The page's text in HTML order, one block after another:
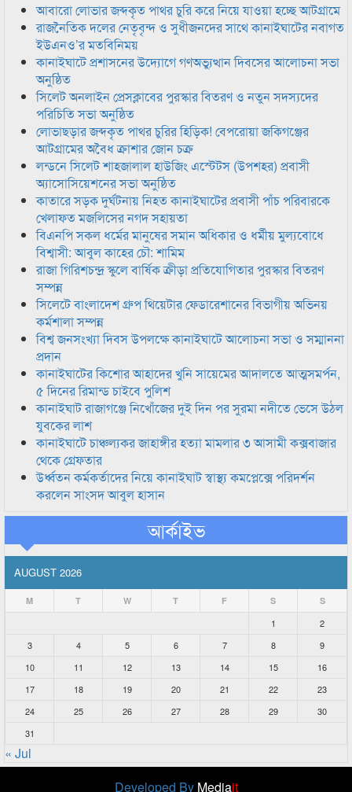
আবারো লোভার জব্দকৃত পাথর চুরি করে নিয়ে যাওয়া হচ্ছে আটগ্রামে
রাজনৈতিক দলের নেতৃবৃন্দ ও সুধীজনদের সাথে কানাইঘাটের নবাগত
ইউএনও’র মতবিনিময়
কানাইঘাটে প্রশাসনের উদ্যোগে গণঅভ্যুত্থান দিবসের আলোচনা সভা
অনুষ্ঠিত
সিলেট অনলাইন প্রেসক্লাবের পুরস্কার বিতরণ ও নতুন সদস্যদের
পরিচিতি সভা অনুষ্ঠিত
লোভাছড়ার জব্দকৃত পাথর চুরির হিড়িক! বেপরোয়া জকিগঞ্জের
আটগ্রামের অবৈধ ক্রাশার জোন চক্র
লন্ডনে সিলেট শাহজালাল হাউজিং এস্টেটস (উপশহর) প্রবাসী
অ্যাসোসিয়েশনের সভা অনুষ্ঠিত
কাতারে সড়ক দুর্ঘটনায় নিহত কানাইঘাটের প্রবাসী পাঁচ পরিবারকে
খেলাফত মজলিসের নগদ সহায়তা
বিএনপি সকল ধর্মের মানুষের সমান অধিকার ও ধর্মীয় মুল্যবোধে
বিশ্বাসী: আবুল কাহের চৌ: শামিম
রাজা গিরিশচন্দ্র স্কুলে বার্ষিক ক্রীড়া প্রতিযোগিতার পুরস্কার বিতরণ
সম্পন্ন
সিলেটে বাংলাদেশ গ্রুপ থিয়েটার ফেডারেশানের বিভাগীয় অভিনয়
কর্মশালা সম্পন্ন
বিশ্ব জনসংখ্যা দিবস উপলক্ষে কানাইঘাটে আলোচনা সভা ও সম্মাননা
প্রদান
কানাইঘাটের কিশোর আহাদের খুনি সায়েমের আদালতে আত্মসমর্পন,
৫ দিনের রিমান্ড চাইবে পুলিশ
কানাইঘাট রাজাগঞ্জে নিখোঁজের দুই দিন পর সুরমা নদীতে ভেসে উঠল
যুবকের লাশ
কানাইঘাটে চাঞ্চল্যকর জাহাঙ্গীর হত্যা মামলার ৩ আসামী কক্সবাজার
থেকে গ্রেফতার
উর্ধ্বতন কর্মকর্তাদের নিয়ে কানাইঘাট স্বাস্থ্য কমপ্লেক্সে পরিদর্শন
করলেন সাংসদ আবুল হাসান
আর্কাইভ
AUGUST 2026
M T W T F S S
1
2
3
4 5 6 7 8
9
10
11 12 13 14 15
16
17
18 19 20 21 22
23
24
25 26 27 28 29
30
31
« Jul
Developed By Mediait